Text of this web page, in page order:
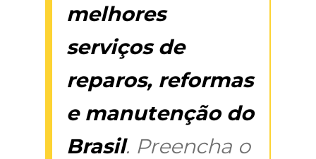
melhores
serviços de
reparos, reformas
e manutenção do
Brasil. Preencha o